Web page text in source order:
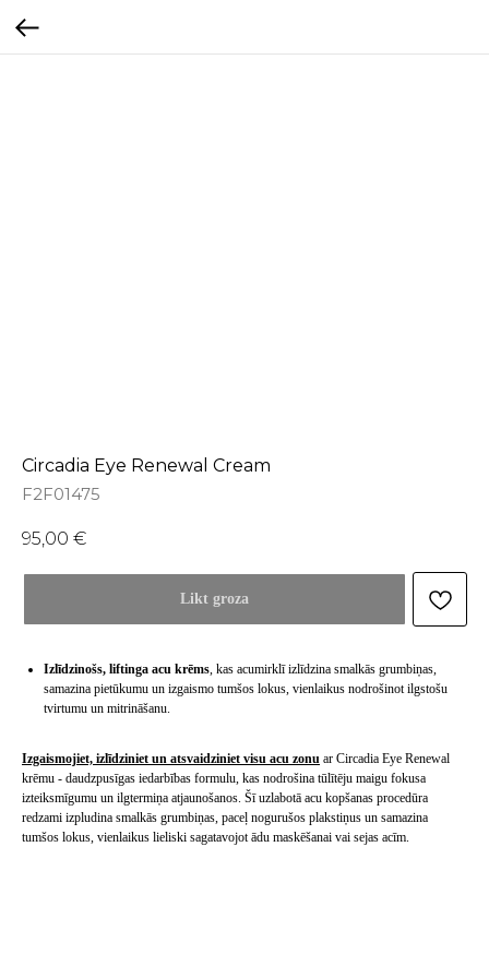
Circadia Eye Renewal Cream
F2F01475
95,00 €
Likt groza
Izlīdzinošs, liftinga acu krēms, kas acumirklī izlīdzina smalkās grumbiņas,
samazina pietūkumu un izgaismo tumšos lokus, vienlaikus nodrošinot ilgstošu
tvirtumu un mitrināšanu.
Izgaismojiet, izlīdziniet un atsvaidziniet visu acu zonu ar Circadia Eye Renewal
krēmu - daudzpusīgas iedarbības formulu, kas nodrošina tūlītēju maigu fokusa
izteiksmīgumu un ilgtermiņa atjaunošanos. Šī uzlabotā acu kopšanas procedūra
redzami izpludina smalkās grumbiņas, paceļ nogurušos plakstiņus un samazina
tumšos lokus, vienlaikus lieliski sagatavojot ādu maskēšanai vai sejas acīm.